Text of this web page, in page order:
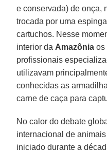
e conservada) de onça,
trocada por uma
cartuchos. Nesse
interior da Amazônia os
profissionais
utilizavam
conhecidas as
carne de caça para
No calor do debate
internacional de
iniciado durante a